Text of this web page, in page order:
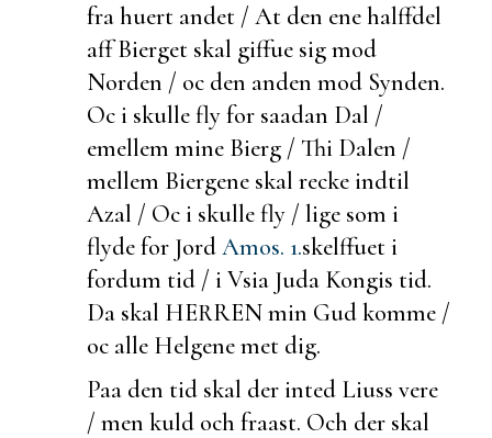
fra huert andet / At den ene halffdel
aff Bierget skal giffue sig mod
Norden / oc den anden mod Synden.
Oc i skullefly for saadan Dal /
emellem mine Bierg / Thi Dalen /
mellem Biergene skal recke indtil
Azal / Oc i skullefly / lige som i
flyde for JordAmos. 1.skelffuet i
fordum tid / i Vsia Juda Kongis tid.
Da skal HERREN min Gud komme /
oc alle Helgene met dig.
Paa den tid skal der inted Liuss vere
/ men kuld och fraast. Och der skal